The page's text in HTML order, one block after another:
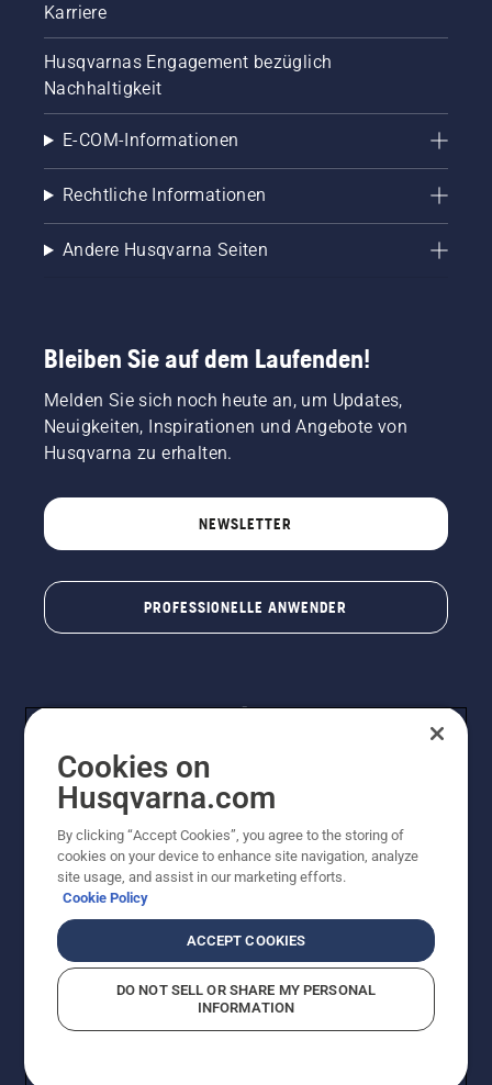
Karriere
Husqvarnas Engagement bezüglich
Nachhaltigkeit
E-COM-Informationen
Rechtliche Informationen
Andere Husqvarna Seiten
Bleiben Sie auf dem Laufenden!
Melden Sie sich noch heute an, um Updates,
Neuigkeiten, Inspirationen und Angebote von
Husqvarna zu erhalten.
NEWSLETTER
PROFESSIONELLE ANWENDER
© Husqvarna® AB (publ). Alle Rechte vorbehalten. Die
Preisangaben sind unverbindliche Preisempfehlungen
von Husqvarna Schweiz AG an den teilnehmenden
Fachhandel, Preise in CHF inklusive 8,1% MWST und
unverbindliche Preisempfehlungen (inkl. MwSt), es sei
denn sie sind für den direkten Kauf verfügbar.
Cookie-RichtlinieNutzungsbedingungen Datenschutzerklärung
Vermutete Verstöße melden
Cookies on
Husqvarna.com
By clicking “Accept Cookies”, you agree to the storing of
cookies on your device to enhance site navigation, analyze
site usage, and assist in our marketing efforts.
Cookie Policy
ACCEPT COOKIES
DO NOT SELL OR SHARE MY PERSONAL
INFORMATION